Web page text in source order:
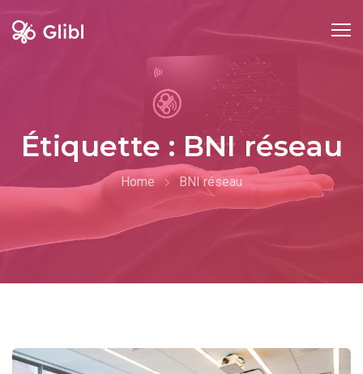
Skip
Étiquette : BNI réseau
Home BNI réseau